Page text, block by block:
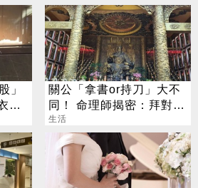
」
：
關公「拿書or持刀」大不
同！ 命理師揭密：拜對大
加分、拜錯恐虧本
生活